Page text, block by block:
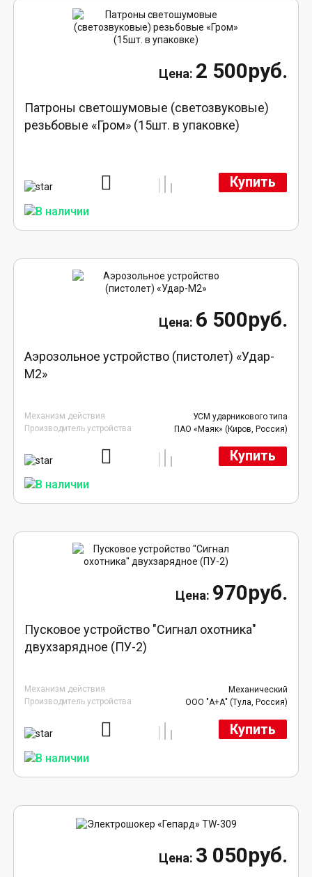
2 500руб.
Патроны светошумовые (светозвуковые)
резьбовые «Гром» (15шт. в упаковке)
Купить
6 500руб.
Аэрозольное устройство (пистолет) «Удар-
М2»
Механизм действия
УСМ ударникового типа
Производитель устройства
ПАО «Маяк» (Киров, Россия)
Купить
970руб.
Пусковое устройство "Сигнал охотника"
двухзарядное (ПУ-2)
Механизм действия
Механический
Производитель устройства
ООО "А+А" (Тула, Россия)
Купить
3 050руб.